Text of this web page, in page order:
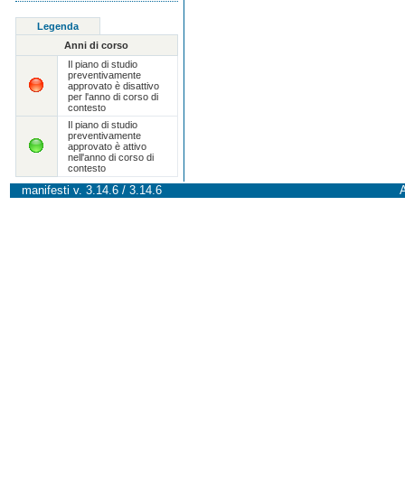
Legenda
Anni di corso
Il piano di studio
preventivamente
approvato è disattivo
per l'anno di corso di
contesto
Il piano di studio
preventivamente
approvato è attivo
nell'anno di corso di
contesto
manifesti v. 3.14.6 / 3.14.6